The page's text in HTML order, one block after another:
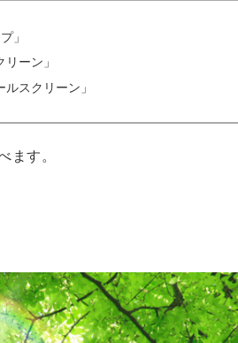
」
ーン」
スクリーン」
ます。